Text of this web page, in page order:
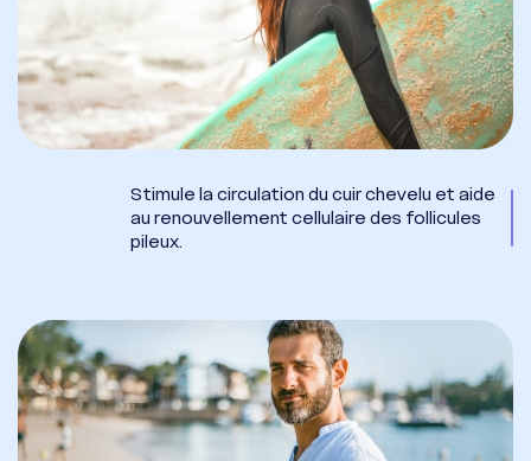
Stimule la circulation du cuir chevelu et aide
au renouvellement cellulaire des follicules
pileux.